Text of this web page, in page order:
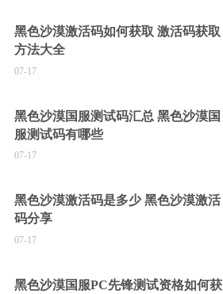
黑色沙漠激活码如何获取 激活码获取
方法大全
07-17
黑色沙漠国服测试码汇总 黑色沙漠国
服测试码有哪些
07-17
黑色沙漠激活码是多少 黑色沙漠激活
码分享
07-17
黑色沙漠国服PC先锋测试资格如何获